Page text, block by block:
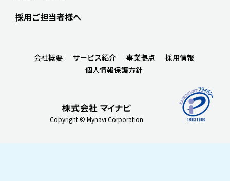
採用ご担当者様へ
Copyright © Mynavi Corporation
会社概要 サービス紹介 事業拠点
採用情報
個人情報保護方針